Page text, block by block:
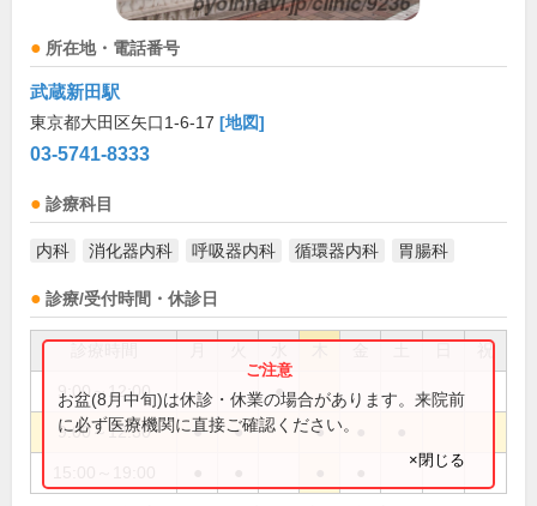
所在地・電話番号
武蔵新田駅
東京都大田区矢口1-6-17 [地図]
03-5741-8333
診療科目
内科 消化器内科 呼吸器内科 循環器内科 胃腸科
診療/受付時間・休診日
祝
9:00～12:00 ●
9:00～12:30 ● ● ●
お盆(8月中旬)は休診・休業の場合があります。来院前
に必ず医療機関に直接ご確認ください。
×閉じる